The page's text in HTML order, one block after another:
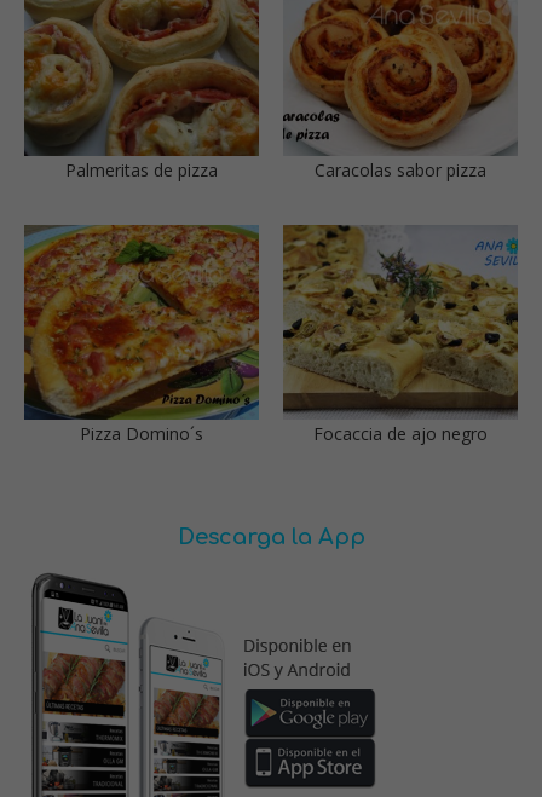
Palmeritas de pizza Caracolas sabor pizza
Pizza Domino´s Focaccia de ajo negro
Descarga la App